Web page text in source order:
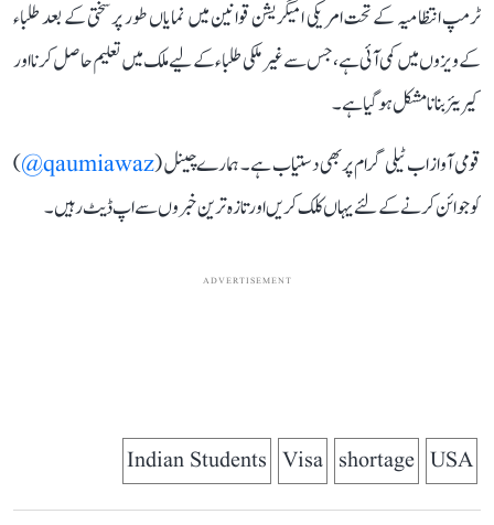
ٹرمپ انتظامیہ کے تحت امریکی امیگریشن قوانین میں نمایاں طور پر سختی کے بعد طلباء
کے ویزوں میں کمی آئی ہے، جس سے غیر ملکی طلباء کے لیے ملک میں تعلیم حاصل کرنا اور
کیریئر بنانا مشکل ہو گیا ہے۔
قومی آواز اب ٹیلی گرام پر بھی دستیاب ہے۔ ہمارے چینل (qaumiawaz@
)
کو جوائن کرنے کے لئے یہاں کلک کریں اور تازہ ترین خبروں سے اپ ڈیٹ رہیں۔
ADVERTISEMENT
USA
shortage
Visa
Indian Students